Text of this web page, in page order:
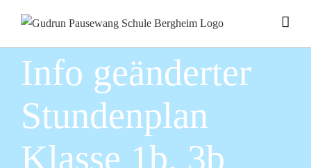
Inhalt
springen
Info geänderter
Stundenplan
Klasse 1b, 3b